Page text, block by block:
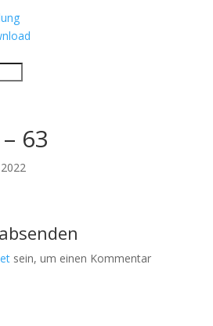
63
sein, um einen Kommentar